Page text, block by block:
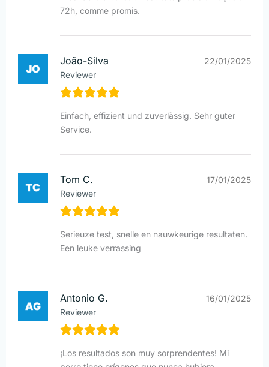
72h, comme promis.
João-Silva
Reviewer
22/01/2025
Einfach, effizient und zuverlässig. Sehr guter
Service.
Tom C.
Reviewer
17/01/2025
Serieuze test, snelle en nauwkeurige resultaten.
Een leuke verrassing
Antonio G.
Reviewer
16/01/2025
¡Los resultados son muy sorprendentes! Mi